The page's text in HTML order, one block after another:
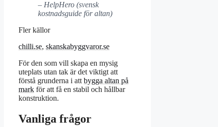
– HelpHero (svensk
kostnadsguide för altan)
Fler källor
chilli.se, skanskabyggvaror.se
För den som vill skapa en mysig
uteplats utan tak är det viktigt att
förstå grunderna i att bygga altan på
mark för att få en stabil och hållbar
konstruktion.
Vanliga frågor